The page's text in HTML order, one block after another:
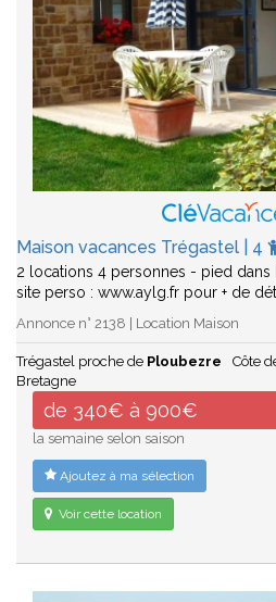
Maison vacances Trégastel | 4
2 locations 4 personnes - pied
site perso : www.aylg.fr pour + de
Annonce n° 2138 | Location Maison
Trégastel proche de Ploubezre Côte
Bretagne
de 340€ à 900€
la semaine selon saison
Ajoutez à ma sélection
Voir cette location